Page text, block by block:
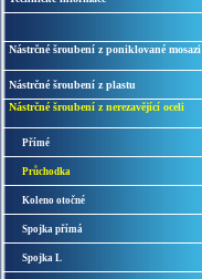
Nástrčné šroubení z poniklované mosazi
Nástrčné šroubení z plastu
Nástrčné šroubení z nerezavějící oceli
Přímé
Průchodka
Koleno otočné
Spojka přímá
Spojka L